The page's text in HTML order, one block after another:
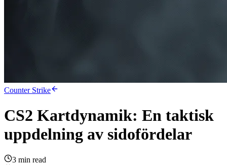
Counter Strike
CS2 Kartdynamik: En taktisk
uppdelning av sidofördelar
3 min read